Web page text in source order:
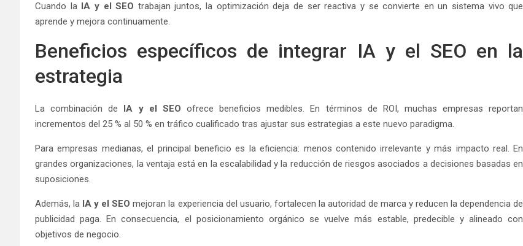
Cuando la IA y el SEO trabajan juntos, la optimización deja de ser reactiva y se convierte en un sistema vivo que
aprende y mejora continuamente.
Beneficios específicos de integrar IA y el SEO en la
estrategia
La combinación de IA y el SEO ofrece beneficios medibles. En términos de ROI, muchas empresas reportan
incrementos del 25 % al 50 % en tráfico cualificado tras ajustar sus estrategias a este nuevo paradigma.
Para empresas medianas, el principal beneficio es la eficiencia: menos contenido irrelevante y más impacto real. En
grandes organizaciones, la ventaja está en la escalabilidad y la reducción de riesgos asociados a decisiones basadas en
suposiciones.
Además, la IA y el SEO mejoran la experiencia del usuario, fortalecen la autoridad de marca y reducen la dependencia de
publicidad paga. En consecuencia, el posicionamiento orgánico se vuelve más estable, predecible y alineado con
objetivos de negocio.